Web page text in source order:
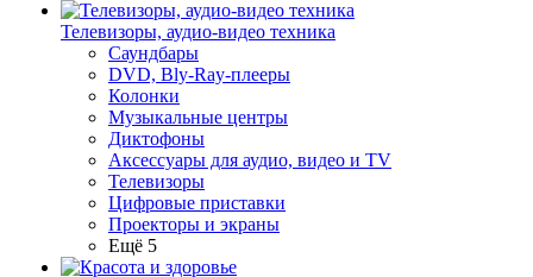
Телевизоры, аудио-видео техника
Саундбары
DVD, Bly-Ray-плееры
Колонки
Музыкальные центры
Диктофоны
Аксессуары для аудио, видео и TV
Телевизоры
Цифровые приставки
Проекторы и экраны
Ещё 5